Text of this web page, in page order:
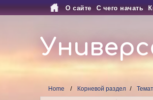
О сайте С чего начать
Home Корневой раздел